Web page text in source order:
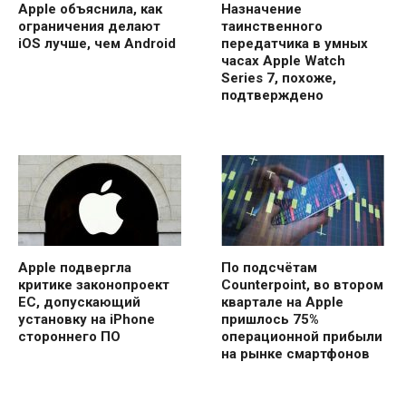
Apple объяснила, как
ограничения делают
iOS лучше, чем Android
Назначение
таинственного
передатчика в умных
часах Apple Watch
Series 7, похоже,
подтверждено
Apple подвергла
критике законопроект
ЕС, допускающий
установку на iPhone
стороннего ПО
По подсчётам
Counterpoint, во втором
квартале на Apple
пришлось 75%
операционной прибыли
на рынке смартфонов